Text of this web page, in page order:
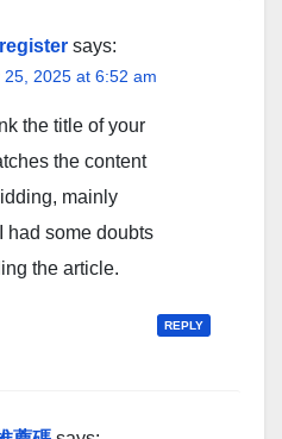
says:
25, 2025 at 6:52 am
the title of your
the content
mainly
had some doubts
the article.
REPLY